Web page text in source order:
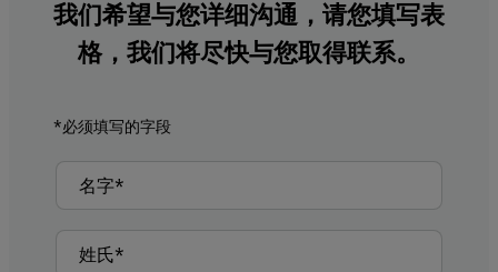
我们希望与您详细沟通，请您填写表
格，我们将尽快与您取得联系。
*必须填写的字段